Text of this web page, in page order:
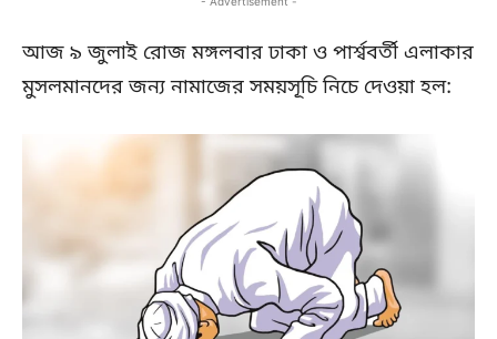
আজ ৯ জুলাই রোজ মঙ্গলবার ঢাকা ও পার্শ্ববর্তী এলাকার
মুসলমানদের জন্য নামাজের সময়সূচি নিচে দেওয়া হল: